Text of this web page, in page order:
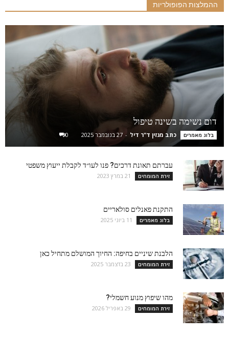
ההמלצות הפופולריות
דום נשימה בשינה טיפול
בלוג מאמרים כתב מגזין ד"ר דיל - 27 בנובמבר 2025 0
עברתם תאונת דרכים? פנו לעו״ד לקבלת ייעוץ משפטי
זירת המומחים 21 במרץ 2023
התקנת פאנלים סולאריים
בלוג מאמרים 11 ביוני 2025
הלבנת שיניים בחיפה: החיוך המושלם מתחיל כאן
זירת המומחים 23 בדצמבר 2025
מהו שיפוץ מנוע חשמלי?
זירת המומחים 29 באפריל 2026